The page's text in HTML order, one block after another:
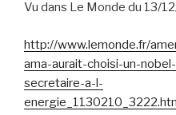
Vu dans Le Monde du 13/
http://www.lemonde.fr/
ama-aurait-choisi-un-
secretaire-a-l-